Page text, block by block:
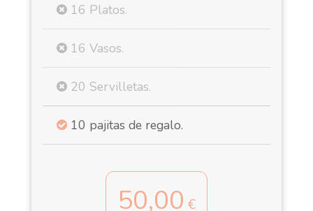
16 Platos.
16 Vasos.
20 Servilletas.
10 pajitas de regalo.
50,00 €